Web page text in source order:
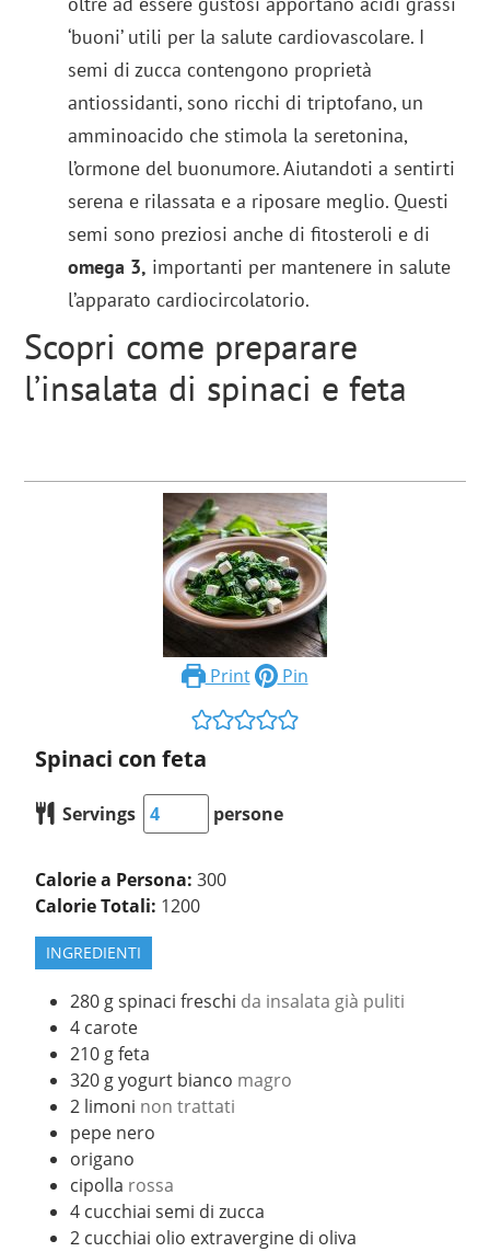
‘buoni’ utili per la salute cardiovascolare. I
semi di zucca contengono proprietà
antiossidanti, sono ricchi di triptofano, un
amminoacido che stimola la seretonina,
l’ormone del buonumore. Aiutandoti a sentirti
serena e rilassata e a riposare meglio. Questi
semi sono preziosi anche di fitosteroli e di
omega 3, importanti per mantenere in salute
l’apparato cardiocircolatorio.
Scopri come preparare
l’insalata di spinaci e feta
Print Pin
Spinaci con feta
Servings persone
Calorie a Persona:300
Calorie Totali: 1200
INGREDIENTI
280 gspinaci freschi da insalata già puliti
4 carote
210 gfeta
320 gyogurt bianco magro
2 limoni non trattati
pepe nero
origano
cipolla rossa
4 cucchiai semi di zucca
2 cucchiai olio extravergine di oliva